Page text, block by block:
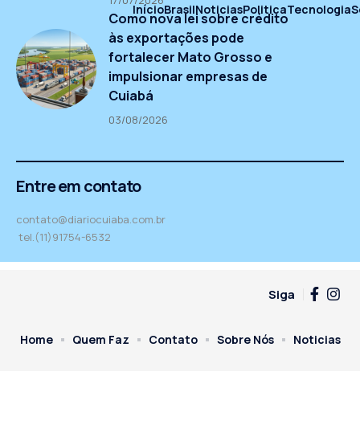
Como nova lei sobre crédito
às exportações pode
fortalecer Mato Grosso e
impulsionar empresas de
Cuiabá
03/08/2026
InícioBrasilNoticiasPoliticaTecnologia
Entre em contato
contato@diariocuiaba.com.br
tel.(11)91754-6532
Siga
Home Quem Faz Contato Sobre Nós Noticias